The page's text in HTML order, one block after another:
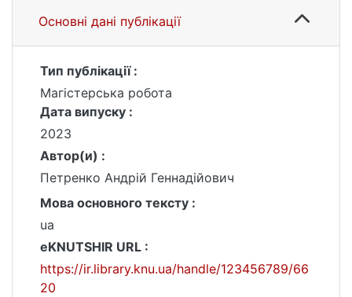
Основні дані публікації
Тип публікації :
Магістерська робота
Дата випуску :
2023
Автор(и) :
Петренко Андрій Геннадійович
Мова основного тексту :
ua
eKNUTSHIR URL :
https://ir.library.knu.ua/handle/123456789/66
20